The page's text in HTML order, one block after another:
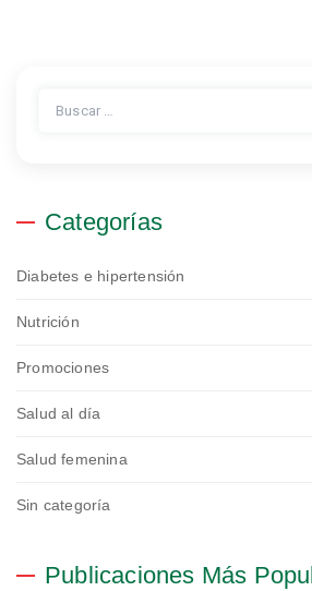
Categorías
Diabetes e hipertensión
Nutrición
Promociones
Salud al día
Salud femenina
Sin categoría
Publicaciones Más